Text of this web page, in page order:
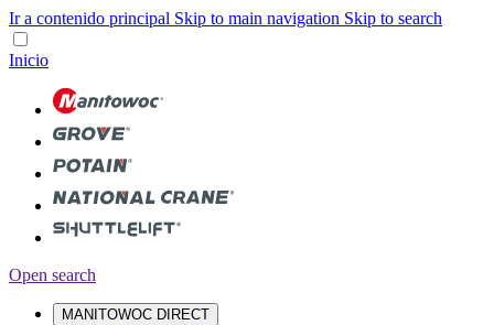
Ir a contenido principal Skip to main navigation Skip to search
Inicio
Open search
MANITOWOC DIRECT